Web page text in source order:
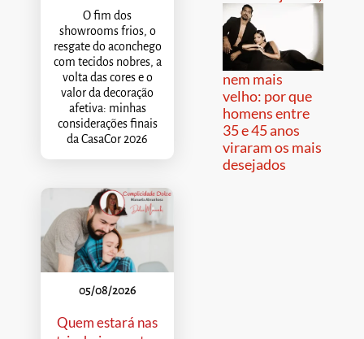
O fim dos
showrooms frios, o
resgate do aconchego
com tecidos nobres, a
volta das cores e o
valor da decoração
afetiva: minhas
considerações finais
da CasaCor 2026
05/08/2026
Quem estará nas
nem mais
velho: por que
homens entre
35 e 45 anos
viraram os mais
desejados